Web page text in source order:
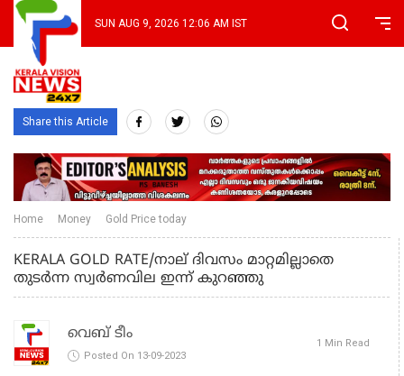
SUN AUG 9, 2026 12:06 AM IST
Share this Article
Home Money Gold Price today
KERALA GOLD RATE/നാല് ദിവസം മാറ്റമില്ലാതെ
തുടര്‍ന്ന സ്വര്‍ണവില ഇന്ന് കുറഞ്ഞു
വെബ് ടീം
Posted On 13-09-2023
1 Min Read